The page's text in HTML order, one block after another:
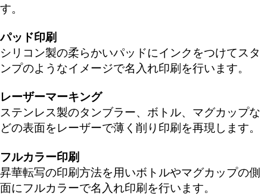
す。
パッド印刷
シリコン製の柔らかいパッドにインクをつけてスタ
ンプのようなイメージで名入れ印刷を行います。
レーザーマーキング
ステンレス製のタンブラー、ボトル、マグカップな
どの表面をレーザーで薄く削り印刷を再現します。
フルカラー印刷
昇華転写の印刷方法を用いボトルやマグカップの側
面にフルカラーで名入れ印刷を行います。